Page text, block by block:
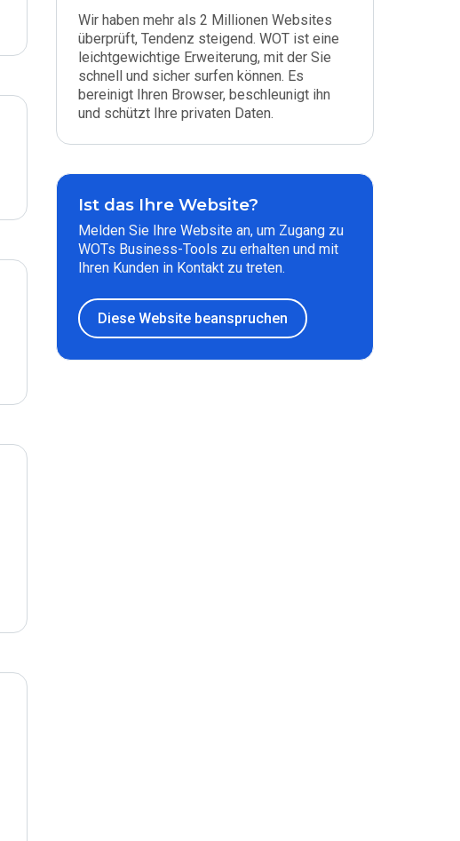
Wir haben mehr als 2 Millionen Websites
überprüft, Tendenz steigend. WOT ist eine
leichtgewichtige Erweiterung, mit der Sie
schnell und sicher surfen können. Es
bereinigt Ihren Browser, beschleunigt ihn
und schützt Ihre privaten Daten.
Ist das Ihre Website?
Melden Sie Ihre Website an, um Zugang zu
WOTs Business-Tools zu erhalten und mit
Ihren Kunden in Kontakt zu treten.
Diese Website beanspruchen